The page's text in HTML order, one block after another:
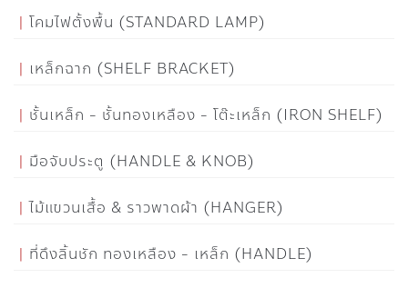
โคมไฟตั้งพื้น (STANDARD LAMP)
เหล็กฉาก (SHELF BRACKET)
ชั้นเหล็ก - ชั้นทองเหลือง - โต๊ะเหล็ก (IRON SHELF)
มือจับประตู (HANDLE & KNOB)
ไม้แขวนเสื้อ & ราวพาดผ้า (HANGER)
ที่ดึงลิ้นชัก ทองเหลือง - เหล็ก (HANDLE)